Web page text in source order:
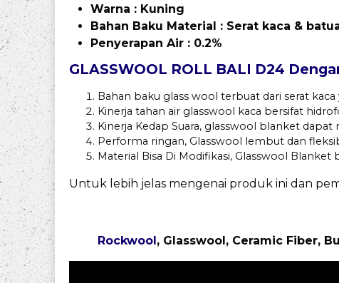
Warna : Kuning
Bahan Baku Material : Serat kaca &
Penyerapan Air : 0.2%
GLASSWOOL ROLL BALI D24
Bahan baku glass wool terbuat dari serat
Kinerja tahan air glasswool kaca bersifat
Kinerja Kedap Suara, glasswool blanket
Performa ringan, Glasswool lembut dan
Material Bisa Di Modifikasi, Glasswool
Untuk lebih jelas mengenai produk ini dan
Rockwool, Glasswool, Ceramic Fiber,